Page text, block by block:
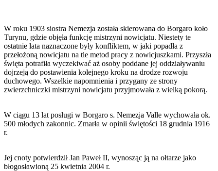
W roku 1903 siostra Nemezja została skierowana do Borgaro koło
Turynu, gdzie objęła funkcję mistrzyni nowicjatu. Niestety te
ostatnie lata naznaczone były konfliktem, w jaki popadła z
przełożoną nowicjatu na tle metod pracy z nowicjuszkami. Przyszła
święta potrafiła wyczekiwać aż osoby poddane jej oddziaływaniu
dojrzeją do postawienia kolejnego kroku na drodze rozwoju
duchowego. Wszelkie napomnienia i przygany ze strony
zwierzchniczki mistrzyni nowicjatu przyjmowała z wielką pokorą.
W ciągu 13 lat posługi w Borgaro s. Nemezja Valle wychowała ok.
500 młodych zakonnic. Zmarła w opinii świętości 18 grudnia 1916
r.
Jej cnoty potwierdził Jan Paweł II, wynosząc ją na ołtarze jako
błogosławioną 25 kwietnia 2004 r.